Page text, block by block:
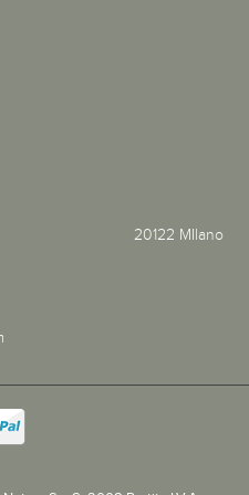
20122 MIlano